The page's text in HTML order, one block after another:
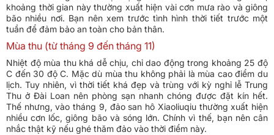
khoảng thời gian này thường xuất hiện vài cơn mưa rào và giông
bão nhiều nơi. Bạn nên xem trước tình hình thời tiết trước một
tuần để đảm bảo an toàn cho bản thân.
Mùa thu (từ tháng 9 đến tháng 11)
Nhiệt độ mùa thu khá dễ chịu, chỉ dao động trong khoảng 25 độ
C đến 30 độ C. Mặc dù mùa thu không phải là mùa cao điểm du
lịch. Tuy nhiên, vì thời tiết khá đẹp và trùng với kỳ nghỉ lễ Trung
Thu ở Đài Loan nên phòng sạn nhanh chóng được đặt kín hết.
Thế nhưng, vào tháng 9, đảo san hô Xiaoliuqiu thường xuất hiện
nhiều cơn lốc, giông bão và sóng lớn. Chính vì thế, bạn nên cân
nhắc thật kỹ nếu ghé thăm đảo vào thời điểm này.